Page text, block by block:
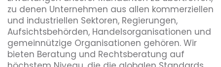
zu denen Unternehmen aus allen kommerziellen
und industriellen Sektoren, Regierungen,
Aufsichtsbehörden, Handelsorganisationen und
gemeinnützige Organisationen gehören. Wir
bieten Beratung und Rechtsberatung auf